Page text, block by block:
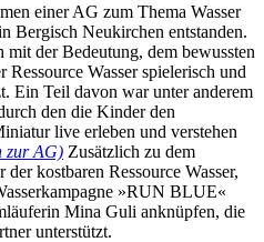
einer AG zum Thema Wasser
Bergisch Neukirchen entstanden.
der Bedeutung, dem bewussten
Wasser spielerisch und
Ein Teil davon war unter anderem
den die Kinder den
live erleben und verstehen
zur AG) Zusätzlich zu dem
kostbaren Ressource Wasser,
»RUN BLUE«
Mina Guli anknüpfen, die
unterstützt.